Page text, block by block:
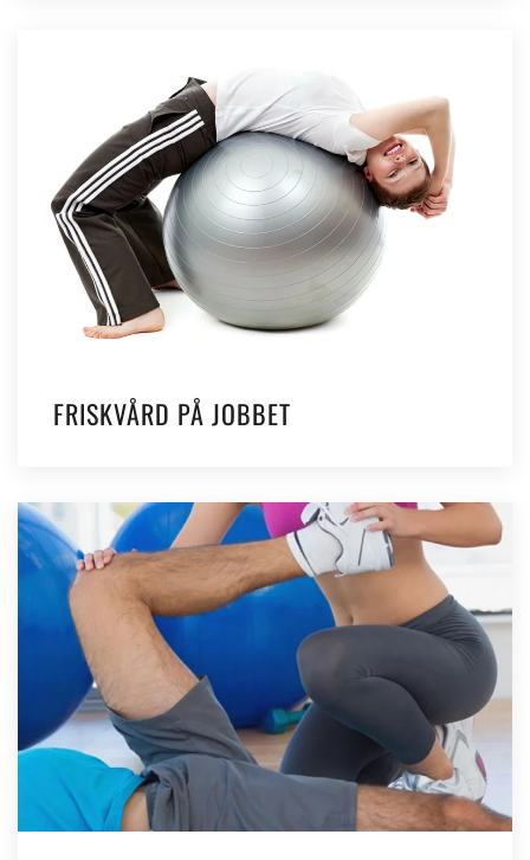
FRISKVÅRD PÅ JOBBET